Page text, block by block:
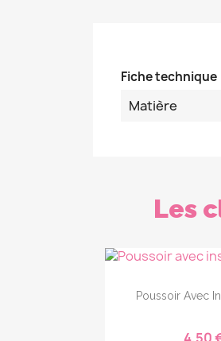
Fiche technique
Matière
Les
Poussoir Avec